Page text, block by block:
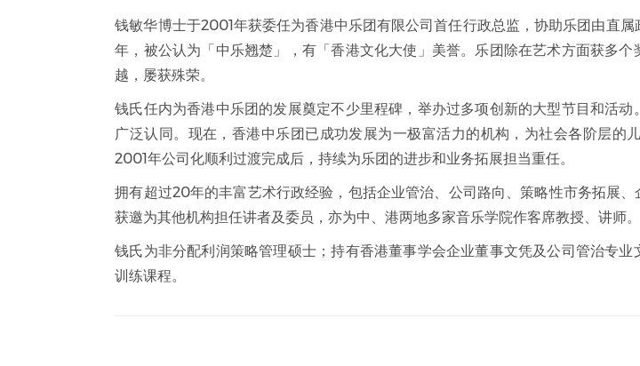
钱敏华博士于2001年获委任为香港中乐团有限公司首任行政总监，协助乐团由直
年，被公认为「中乐翘楚」，有「香港文化大使」美誉。乐团除在艺术方面获多
越，屡获殊荣。
钱氏任内为香港中乐团的发展奠定不少里程碑，举办过多项创新的大型节目和活
广泛认同。现在，香港中乐团已成功发展为一极富活力的机构，为社会各阶层
2001年公司化顺利过渡完成后，持续为乐团的进步和业务拓展担当重任。
拥有超过20年的丰富艺术行政经验，包括企业管治、公司路向、策略性市务拓展
获邀为其他机构担任讲者及委员，亦为中、港两地多家音乐学院作客席教授、讲师。
钱氏为非分配利润策略管理硕士；持有香港董事学会企业董事文凭及公司管治专
训练课程。